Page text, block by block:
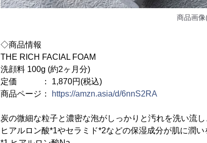
商品画像
◇商品情報
THE RICH FACIAL FOAM
洗顔料 100g (約2ヶ月分)
定価 ： 1,870円(税込)
商品ページ：
https://amzn.asia/d/6nnS2RA
炭の微細な粒子と濃密な泡がしっかりと汚れを洗い流
ヒアルロン酸*1やセラミド*2などの保湿成分が肌に潤